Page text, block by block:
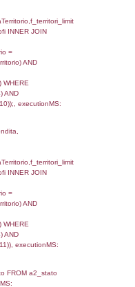
AND
FROM
ON
=
=
AND